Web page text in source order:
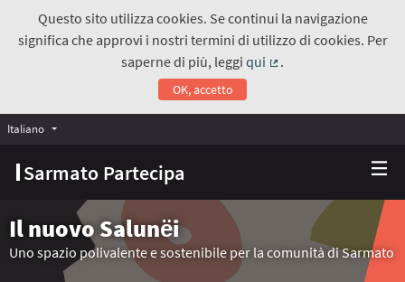
Questo sito utilizza cookies. Se continui la navigazione
significa che approvi i nostri termini di utilizzo di cookies. Per
saperne di più, leggiqui
.
OK, accetto
Sarmato Partecipa
Italiano Choose language
Il nuovo Salunёi
Uno spazio polivalente e sostenibile per la comunità di Sarmato